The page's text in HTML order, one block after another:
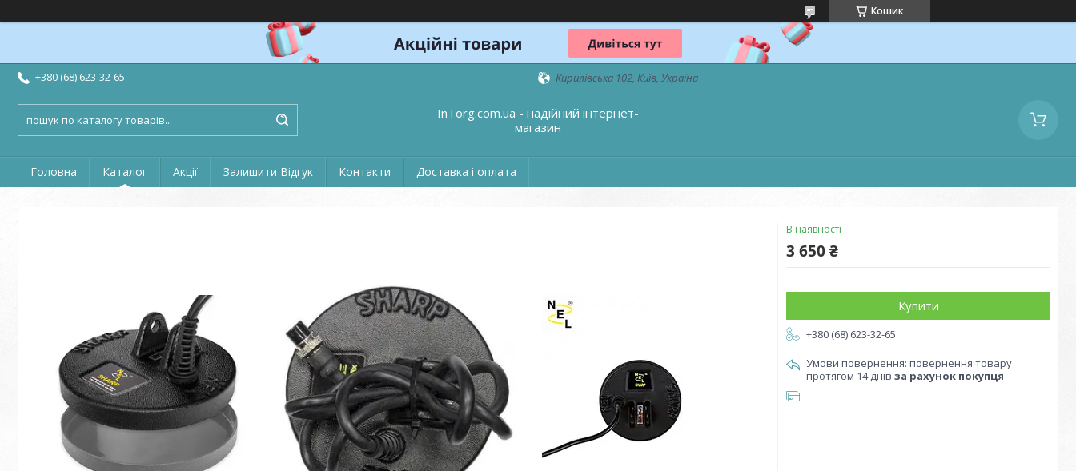
Кошик
+380 (68) 623-32-65 Кирилівська 102, Київ, Україна
InTorg.com.ua - надійний інтернет-
магазин
Головна Каталог Акції Залишити Відгук Контакти Доставка і оплата
В наявності
3 650 ₴
Купити
+380 (68) 623-32-65
повернення товару
протягом 14 днів за рахунок покупця